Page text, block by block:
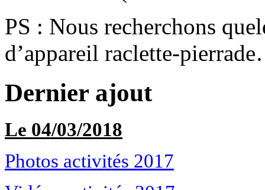
PS : Nous recherchons
d’appareil raclette-
Dernier ajout
Le 04/03/2018
Photos activités 2017